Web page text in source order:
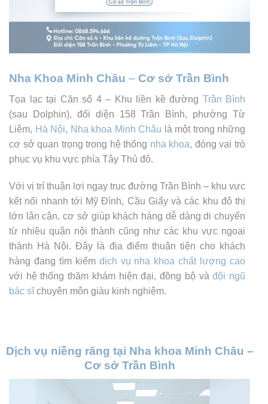
Nha Khoa Minh Châu – Cơ sở Trần Bình
Tọa lạc tại Căn số 4 – Khu liền kề đường Trần Bình
(sau Dolphin), đối diện 158 Trần Bình, phường Từ
Liêm, Hà Nội, Nha khoa Minh Châu là một trong những
cơ sở quan trọng trong hệ thống nha khoa, đóng vai trò
phục vụ khu vực phía Tây Thủ đô.
Với vị trí thuận lợi ngay trục đường Trần Bình – khu vực
kết nối nhanh tới Mỹ Đình, Cầu Giấy và các khu đô thị
lớn lân cận, cơ sở giúp khách hàng dễ dàng di chuyển
từ nhiều quận nội thành cũng như các khu vực ngoại
thành Hà Nội. Đây là địa điểm thuận tiện cho khách
hàng đang tìm kiếm dịch vụ nha khoa chất lượng cao
với hệ thống thăm khám hiện đại, đồng bộ vàđội ngũ
bác sĩchuyên môn giàu kinh nghiệm.
Dịch vụ niềng răng tại Nha khoa Minh Châu –
Cơ sở Trần Bình